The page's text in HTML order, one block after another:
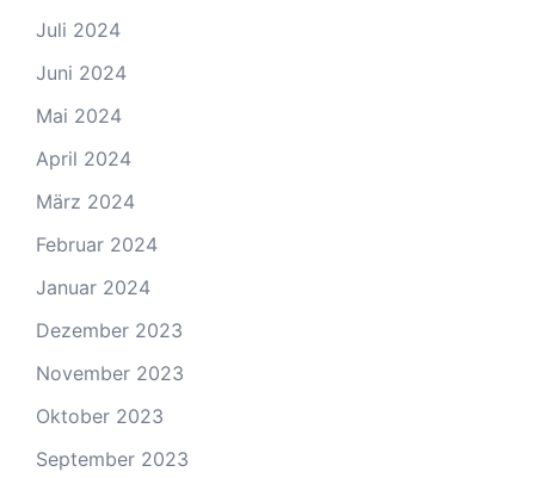
Juli 2024
Juni 2024
Mai 2024
April 2024
März 2024
Februar 2024
Januar 2024
Dezember 2023
November 2023
Oktober 2023
September 2023